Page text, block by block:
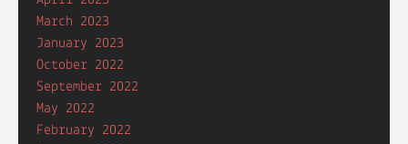
March 2023
January 2023
October 2022
September 2022
May 2022
February 2022